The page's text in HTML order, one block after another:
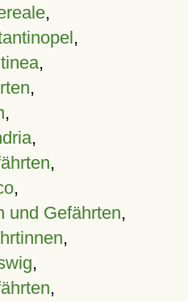
,
,
,
,
,
,
,
,
und Gefährten,
,
,
,